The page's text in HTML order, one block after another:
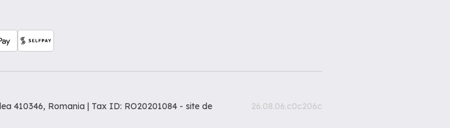
410346, Romania | Tax ID: RO20201084 - site de
26.08.06.c0c206c